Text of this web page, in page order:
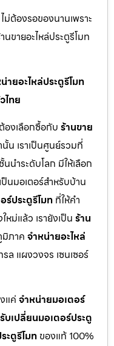
ต้องรอของนานเพราะ
นขายอะไหล่ประตูรีโมท
ายอะไหล่ประตูรีโมท
ไทย
องเลือกซื้อกับร้านขาย
น เราเป็นศูนย์รวมที่
นำระดับโลก มีให้เลือก
นมอเตอร์สำหรับบ้าน
ร์ประตูรีโมท ที่ให้คำ
ม่แล้ว เรายังเป็นร้าน
ภาค จำหน่ายอะไหล่
ล แผงวงจร เซนเซอร์
แค่ จำหน่ายมอเตอร์
รับเปลี่ยนมอเตอร์ประตู
ะตูรีโมทของแท้ 100%